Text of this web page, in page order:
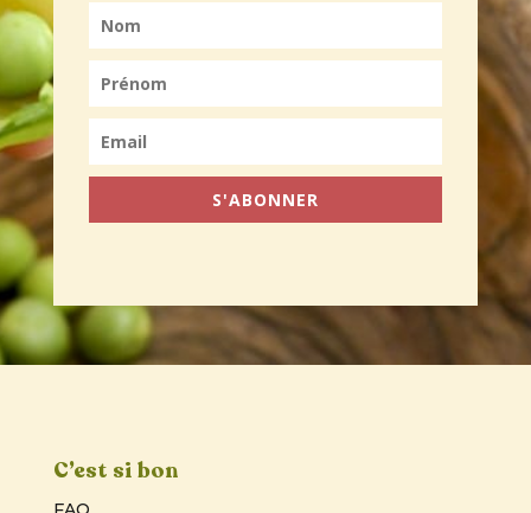
S'ABONNER
C’est si bon